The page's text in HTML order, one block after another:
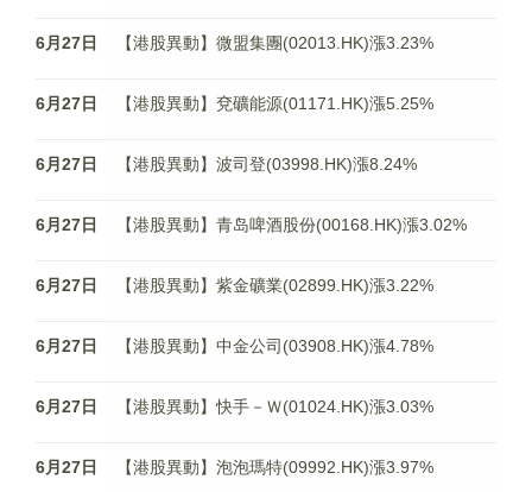
6月27日 【港股異動】微盟集團(02013.HK)漲3.23%
6月27日 【港股異動】兗礦能源(01171.HK)漲5.25%
6月27日 【港股異動】波司登(03998.HK)漲8.24%
6月27日 【港股異動】青岛啤酒股份(00168.HK)漲3.02%
6月27日 【港股異動】紫金礦業(02899.HK)漲3.22%
6月27日 【港股異動】中金公司(03908.HK)漲4.78%
6月27日 【港股異動】快手－Ｗ(01024.HK)漲3.03%
6月27日 【港股異動】泡泡瑪特(09992.HK)漲3.97%